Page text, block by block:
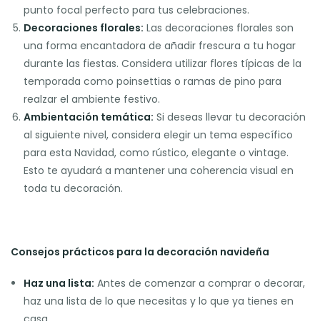
punto focal perfecto para tus celebraciones.
Decoraciones florales: Las decoraciones florales son
una forma encantadora de añadir frescura a tu hogar
durante las fiestas. Considera utilizar flores típicas de la
temporada como poinsettias o ramas de pino para
realzar el ambiente festivo.
Ambientación temática: Si deseas llevar tu decoración
al siguiente nivel, considera elegir un tema específico
para esta Navidad, como rústico, elegante o vintage.
Esto te ayudará a mantener una coherencia visual en
toda tu decoración.
Consejos prácticos para la decoración navideña
Haz una lista: Antes de comenzar a comprar o decorar,
haz una lista de lo que necesitas y lo que ya tienes en